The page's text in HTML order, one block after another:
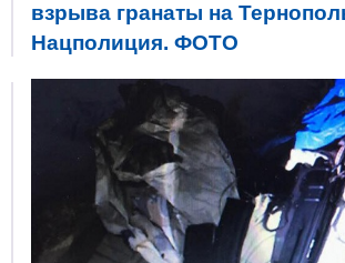
взрыва гранаты на
Нацполиция. ФОТО